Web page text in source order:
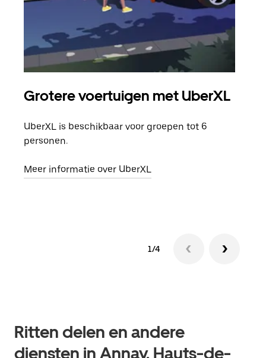
Grotere voertuigen met UberXL
UberXL is beschikbaar voor groepen tot 6
personen.
Meer informatie over UberXL
1/4
Ritten delen en andere
diensten in Annay, Hauts-de-